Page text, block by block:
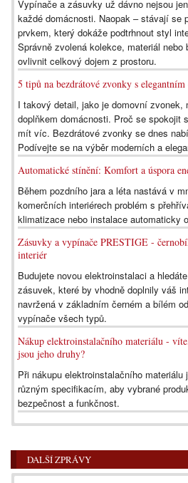
Vypínače a zásuvky už dávno nejsou
každé domácnosti. Naopak – stávají se
prvkem, který dokáže podtrhnout styl
Správně zvolená kolekce, materiál nebo
ovlivnit celkový dojem z prostoru.
5 tipů na bezdrátové zvonky s elegantním
I takový detail, jako je domovní zvonek,
doplňkem domácnosti. Proč se spokojit
mít víc. Bezdrátové zvonky se dnes
Podívejte se na výběr moderních a
Automatické stínění: Komfort a úspora
Během pozdního jara a léta nastává v
komerčních interiérech problém s
klimatizace nebo instalace automaticky
Zásuvky a vypínače PRESTIGE -
interiér
Budujete novou elektroinstalaci a
zásuvek, které by vhodně doplnily váš
navržená v základním černém a bílém
vypínače všech typů.
Nákup elektroinstalačního materiálu -
jsou jeho druhy?
Při nákupu elektroinstalačního materiálu
různým specifikacím, aby vybrané
bezpečnost a funkčnost.
DALŠÍ ZPRÁVY